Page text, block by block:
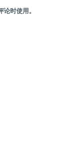
时使用。